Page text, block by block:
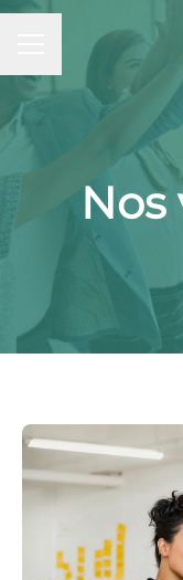
MENU CARRIÈRE
Nos